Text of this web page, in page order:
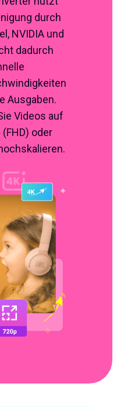
durch
NVIDIA und
dadurch
Ausgaben.
Videos auf
oder